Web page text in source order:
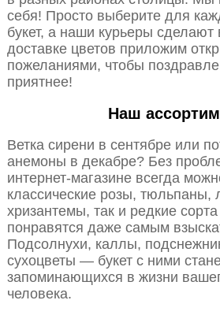
себя! Просто выберите для
букет, а наши курьеры сделают
доставке цветов приложим
пожеланиями, чтобы
приятнее!
Наш
Ветка сирени в сентябре или
анемоны в декабре? Без
интернет-магазине всегда
классические розы, тюльпаны,
хризантемы, так и редкие
понравятся даже самым
Подсолнухи, каллы,
сухоцветы — букет с ними
запоминающихся в жизни
человека.